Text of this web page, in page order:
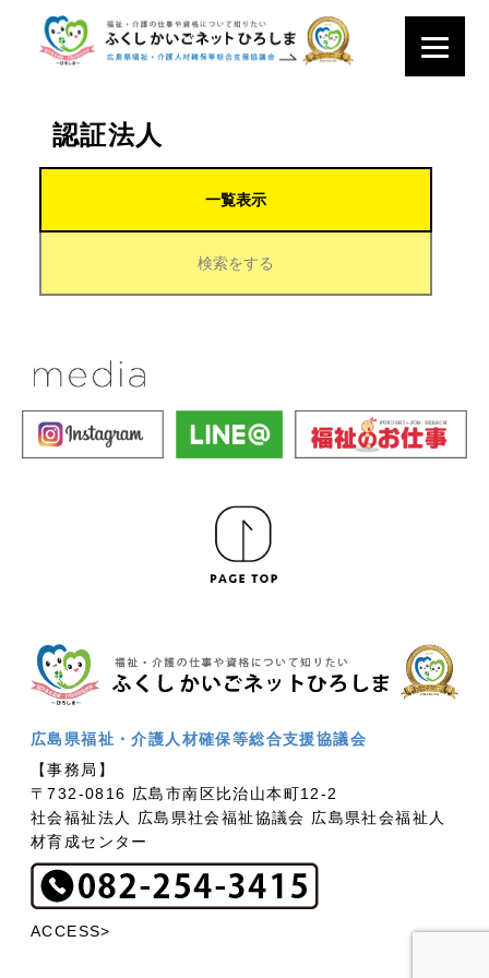
認証法人
一覧表示
検索をする
広島県福祉・介護人材確保等総合支援協議会
【事務局】
〒732-0816 広島市南区比治山本町12-2
社会福祉法人 広島県社会福祉協議会 広島県社会福祉人
材育成センター
ACCESS>